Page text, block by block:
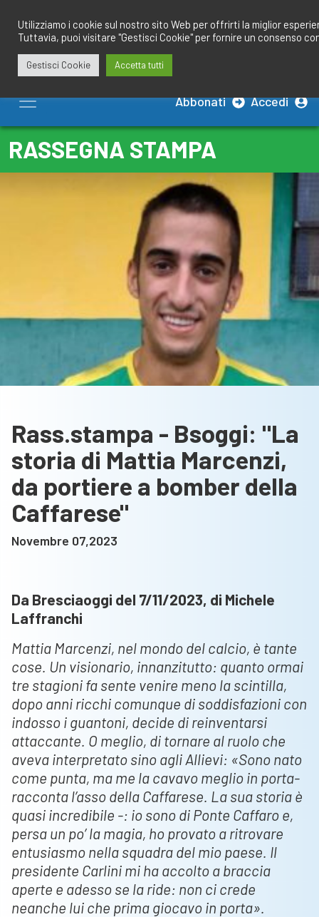
contenuto
Abbonati Accedi
RASSEGNA STAMPA
Rass.stampa - Bsoggi: "La
storia di Mattia Marcenzi,
da portiere a bomber della
Caffarese"
Novembre 07,2023
Da Bresciaoggi del 7/11/2023, di Michele
Laffranchi
Mattia Marcenzi, nel mondo del calcio, è tante
cose. Un visionario, innanzitutto: quanto ormai
tre stagioni fa sente venire meno la scintilla,
dopo anni ricchi comunque di soddisfazioni con
indosso i guantoni, decide di reinventarsi
attaccante. O meglio, di tornare al ruolo che
aveva interpretato sino agli Allievi: «Sono nato
come punta, ma me la cavavo meglio in porta-
racconta l’asso della Caffarese. La sua storia è
quasi incredibile -: io sono di Ponte Caffaro e,
persa un po’ la magia, ho provato a ritrovare
entusiasmo nella squadra del mio paese. Il
presidente Carlini mi ha accolto a braccia
aperte e adesso se la ride: non ci crede
neanche lui che prima giocavo in porta».
Utilizziamo i cookie sul nostro sito Web per offrirti la miglior
Tuttavia, puoi visitare "Gestisci Cookie" per fornire un consenso
Gestisci Cookie Accetta tutti